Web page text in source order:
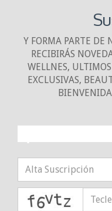
Y FORMA PARTE DE
RECIBIRÁS
WELLNES,
EXCLUSIVAS,